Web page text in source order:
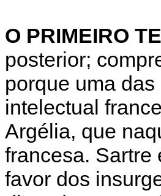
O PRIMEIRO
posterior;
porque uma
intelectual
Argélia, que
francesa. Sartre
favor dos